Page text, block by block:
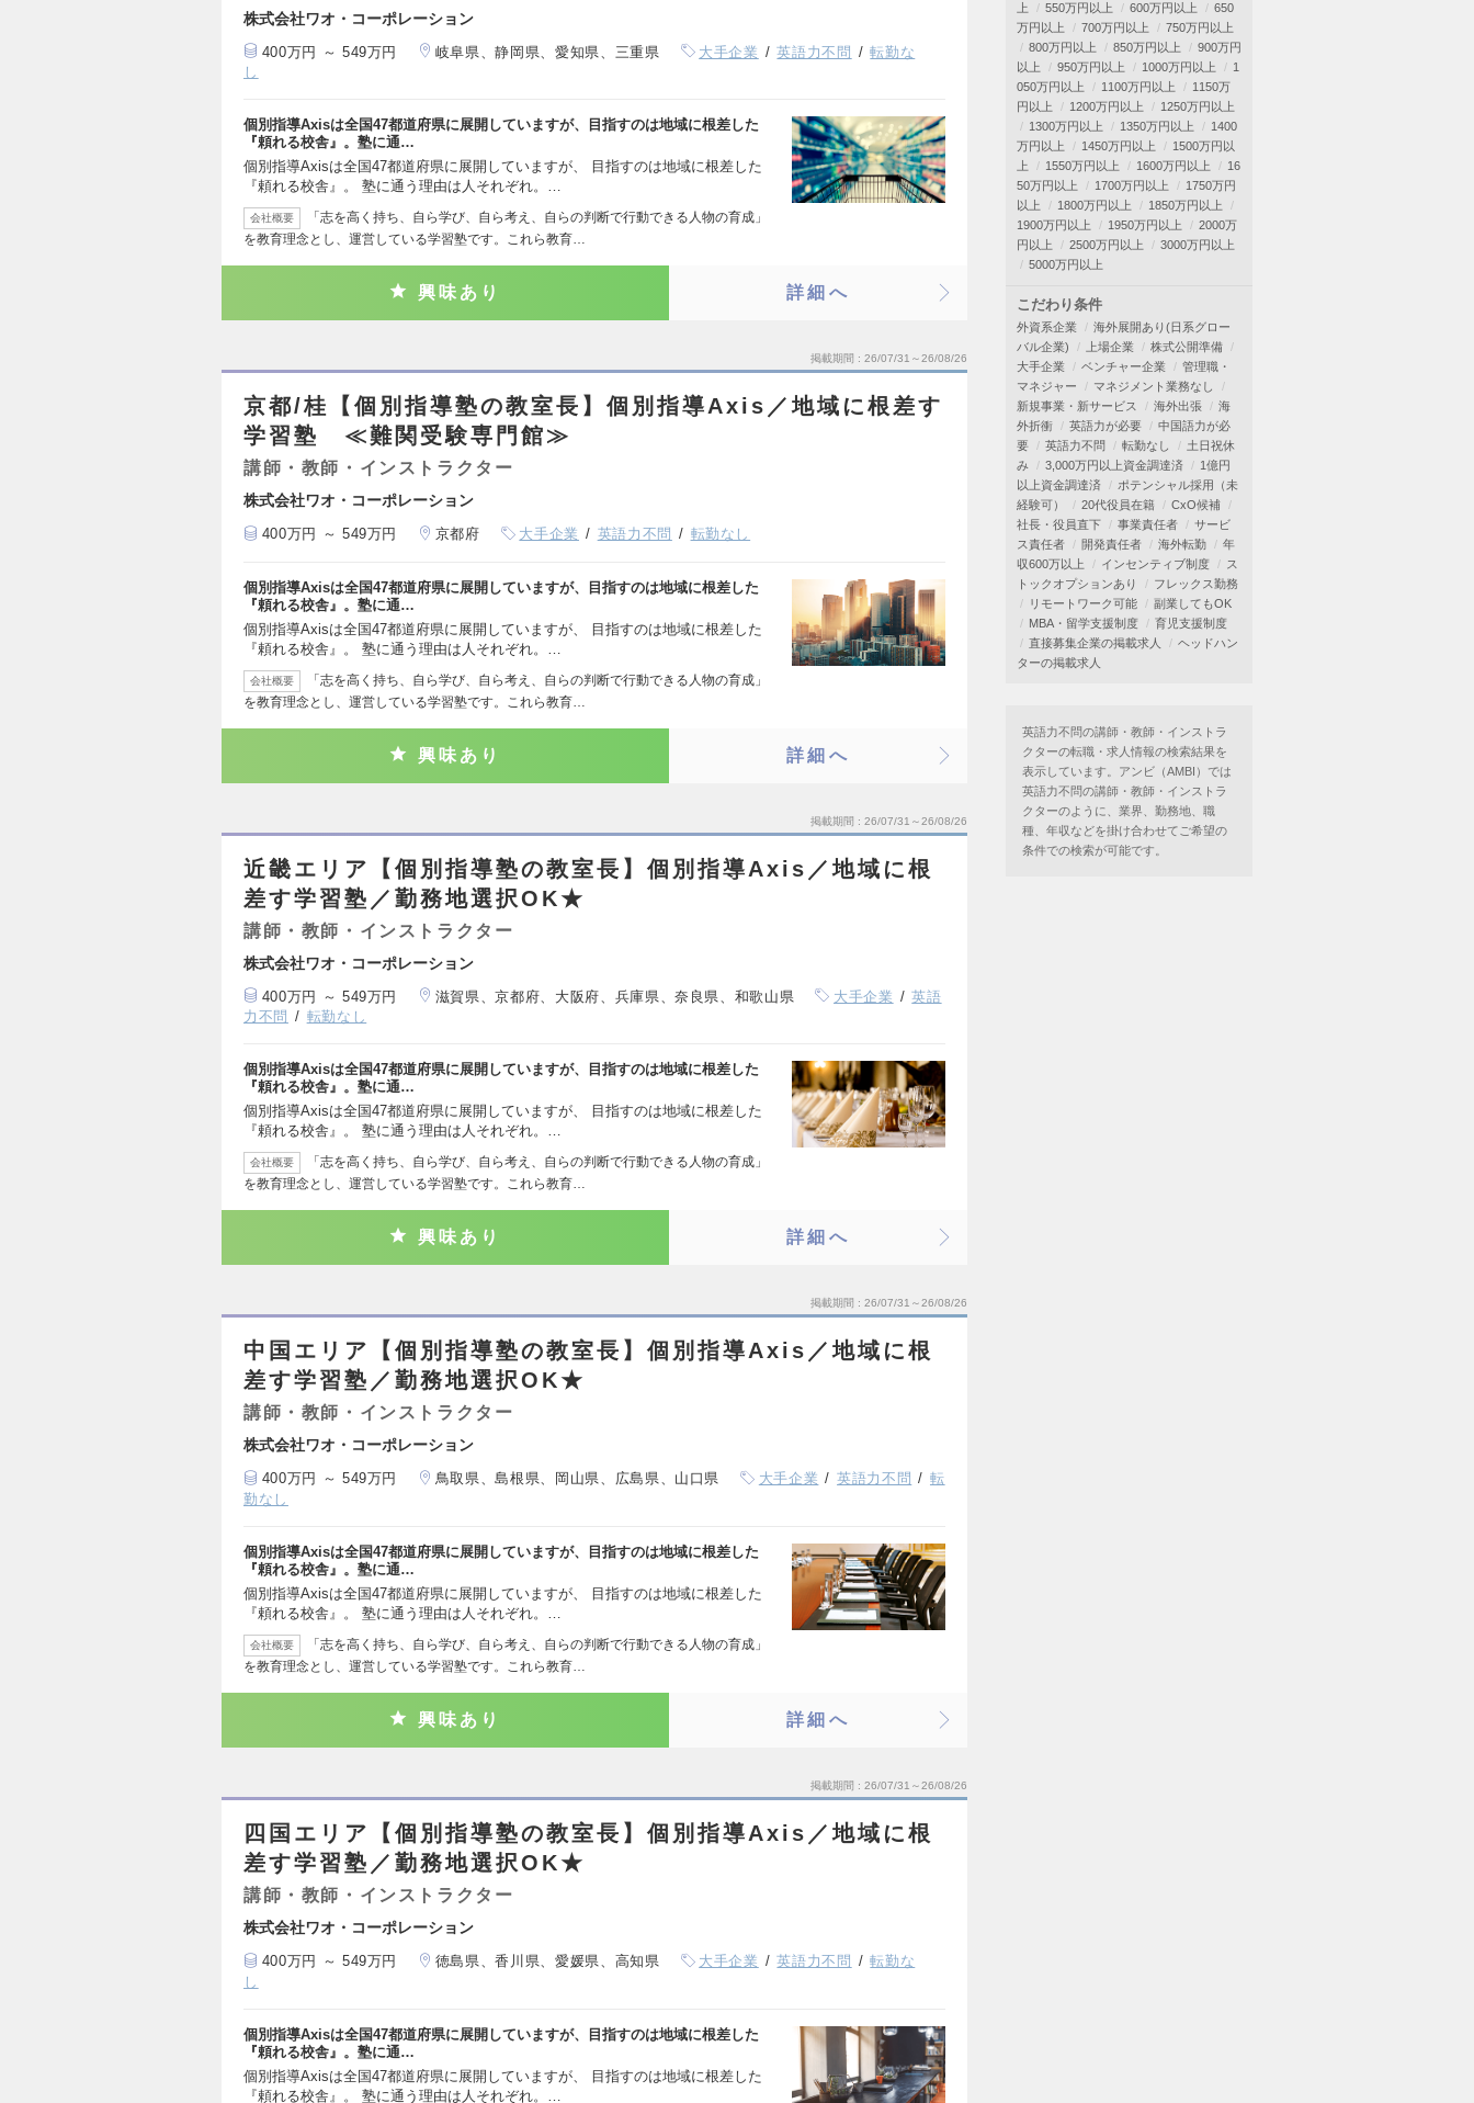
株式会社ワオ・コーポレーション
400万円 ～ 549万円 岐阜県、静岡県、愛知県、三重県 大手企業 英語力不問
転勤な
し
個別指導Axisは全国47都道府県に展開していますが、目指すのは地域に根差した
『頼れる校舎』。塾に通…
個別指導Axisは全国47都道府県に展開していますが、 目指すのは地域に根差した
『頼れる校舎』。 塾に通う理由は人それぞれ。…
会社概要
「志を高く持ち、自ら学び、自ら考え、自らの判断で行動できる人物の育成」
を教育理念とし、運営している学習塾です。これら教育…
興味あり 詳細へ
掲載期間 26/07/31～26/08/26
京都/桂【個別指導塾の教室長】個別指導Axis／地域に根差す
学習塾 ≪難関受験専門館≫
講師・教師・インストラクター
株式会社ワオ・コーポレーション
400万円 ～ 549万円 京都府 大手企業 英語力不問 転勤なし
個別指導Axisは全国47都道府県に展開していますが、目指すのは地域に根差した
『頼れる校舎』。塾に通…
個別指導Axisは全国47都道府県に展開していますが、 目指すのは地域に根差した
『頼れる校舎』。 塾に通う理由は人それぞれ。…
会社概要
「志を高く持ち、自ら学び、自ら考え、自らの判断で行動できる人物の育成」
を教育理念とし、運営している学習塾です。これら教育…
興味あり 詳細へ
掲載期間 26/07/31～26/08/26
近畿エリア【個別指導塾の教室長】個別指導Axis／地域に根
差す学習塾／勤務地選択OK★
講師・教師・インストラクター
株式会社ワオ・コーポレーション
400万円 ～ 549万円 滋賀県、京都府、大阪府、兵庫県、奈良県、和歌山県 大手企業
英語
力不問
転勤なし
個別指導Axisは全国47都道府県に展開していますが、目指すのは地域に根差した
『頼れる校舎』。塾に通…
個別指導Axisは全国47都道府県に展開していますが、 目指すのは地域に根差した
『頼れる校舎』。 塾に通う理由は人それぞれ。…
会社概要
「志を高く持ち、自ら学び、自ら考え、自らの判断で行動できる人物の育成」
を教育理念とし、運営している学習塾です。これら教育…
興味あり 詳細へ
掲載期間 26/07/31～26/08/26
中国エリア【個別指導塾の教室長】個別指導Axis／地域に根
差す学習塾／勤務地選択OK★
講師・教師・インストラクター
株式会社ワオ・コーポレーション
400万円 ～ 549万円 鳥取県、島根県、岡山県、広島県、山口県 大手企業 英語力不問
転
勤なし
個別指導Axisは全国47都道府県に展開していますが、目指すのは地域に根差した
『頼れる校舎』。塾に通…
個別指導Axisは全国47都道府県に展開していますが、 目指すのは地域に根差した
『頼れる校舎』。 塾に通う理由は人それぞれ。…
会社概要
「志を高く持ち、自ら学び、自ら考え、自らの判断で行動できる人物の育成」
を教育理念とし、運営している学習塾です。これら教育…
興味あり 詳細へ
掲載期間 26/07/31～26/08/26
四国エリア【個別指導塾の教室長】個別指導Axis／地域に根
差す学習塾／勤務地選択OK★
講師・教師・インストラクター
株式会社ワオ・コーポレーション
400万円 ～ 549万円 徳島県、香川県、愛媛県、高知県 大手企業 英語力不問
転勤な
し
個別指導Axisは全国47都道府県に展開していますが、目指すのは地域に根差した
『頼れる校舎』。塾に通…
個別指導Axisは全国47都道府県に展開していますが、 目指すのは地域に根差した
『頼れる校舎』。 塾に通う理由は人それぞれ。…
上
550万円以上 600万円以上
650
万円以上
700万円以上
750万円以上
800万円以上
850万円以上
900万円
以上
950万円以上 1000万円以上
1
050万円以上
1100万円以上
1150万
円以上
1200万円以上
1250万円以上
1300万円以上
1350万円以上
1400
万円以上
1450万円以上
1500万円以
上
1550万円以上 1600万円以上
16
50万円以上
1700万円以上
1750万円
以上
1800万円以上
1850万円以上
1900万円以上
1950万円以上
2000万
円以上
2500万円以上
3000万円以上
5000万円以上
こだわり条件
外資系企業
海外展開あり(日系グロー
バル企業)
上場企業
株式公開準備
大手企業
ベンチャー企業
管理職・
マネジャー
マネジメント業務なし
新規事業・新サービス
海外出張
海
外折衝
英語力が必要
中国語力が必
要
英語力不問 転勤なし
土日祝休
み
3,000万円以上資金調達済
1億円
以上資金調達済
ポテンシャル採用（未
経験可）
20代役員在籍
CxO候補
社長・役員直下
事業責任者
サービ
ス責任者
開発責任者 海外転勤
年
収600万以上
インセンティブ制度
ス
トックオプションあり
フレックス勤務
リモートワーク可能
副業してもOK
MBA・留学支援制度
育児支援制度
直接募集企業の掲載求人
ヘッドハン
ターの掲載求人
英語力不問の講師・教師・インストラ
クターの転職・求人情報の検索結果を
表示しています。アンビ（AMBI）では
英語力不問の講師・教師・インストラ
クターのように、業界、勤務地、職
種、年収などを掛け合わせてご希望の
条件での検索が可能です。